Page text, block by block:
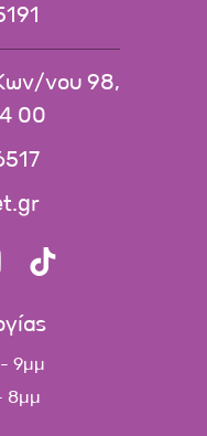
νου 98,
00
9μμ
8μμ